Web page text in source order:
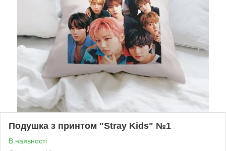
Подушка з принтом "Stray Kids" №1
В наявності